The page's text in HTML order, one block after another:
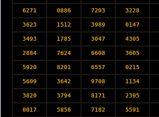
6271 0886 7203 3228
3623 1512 3989 0147
3493 1785 3047 4305
2884 7624 6608 3605
5920 8201 6557 0215
5609 3642 9708 1134
3820 3794 8171 2395
0017 5856 7182 5591